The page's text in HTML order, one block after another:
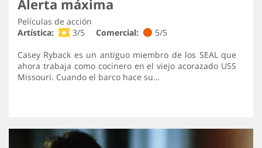
Alerta máxima
Películas de acción
Artística:
3/5 Comercial:
5/5
Casey Ryback es un antiguo miembro de los SEAL que
ahora trabaja como cocinero en el viejo acorazado USS
Missouri. Cuando el barco hace su…